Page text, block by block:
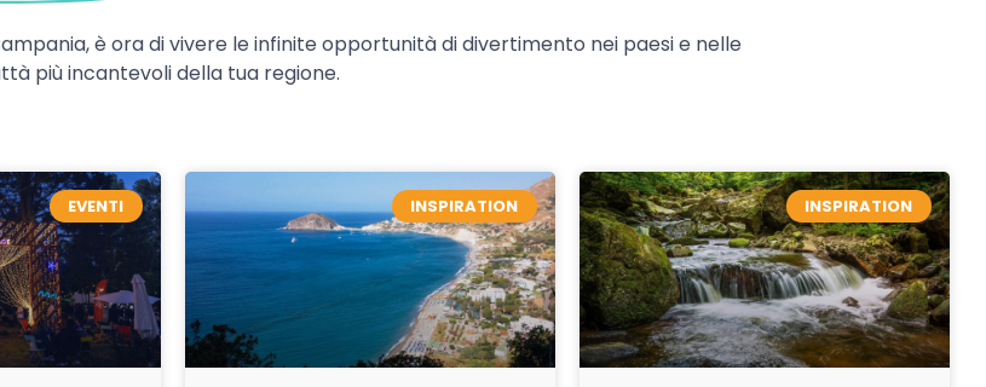
è ora di vivere le infinite opportunità di divertimento nei paesi e nelle
più incantevoli della tua regione.
EVENTI INSPIRATION INSPIRATION